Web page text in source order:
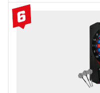
6
#6 Top 10